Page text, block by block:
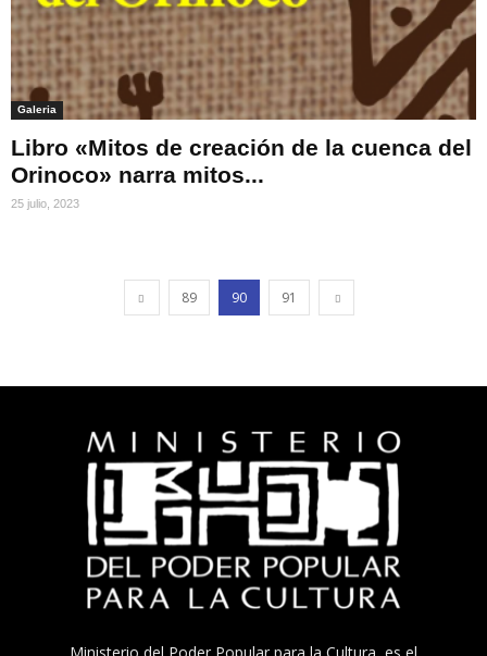
Galeria
Libro «Mitos de creación de la cuenca del
Orinoco» narra mitos...
25 julio, 2023
89 90 91